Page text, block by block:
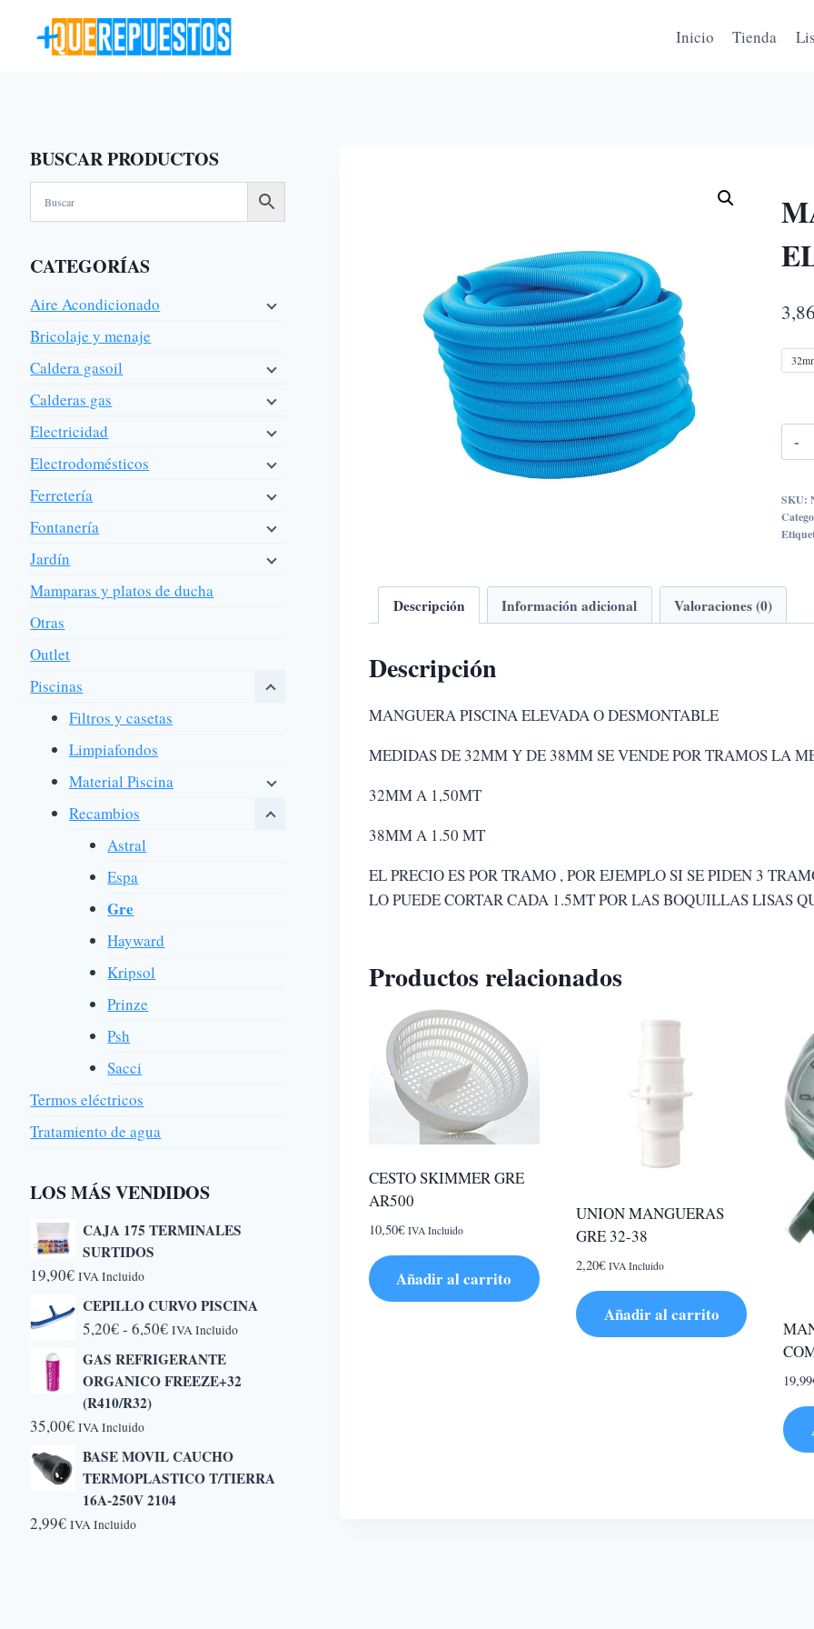
contenido
Inicio Tienda
3,86
SKU:
Descripción Información adicional Valoraciones (0)
Descripción
MANGUERA PISCINA ELEVADA O DESMONTABLE
MEDIDAS DE 32MM Y DE 38MM SE VENDE POR TRAMOS LA
32MM A 1,50MT
38MM A 1.50 MT
EL PRECIO ES POR TRAMO , POR EJEMPLO SI SE PIDEN 3
LO PUEDE CORTAR CADA 1.5MT POR LAS BOQUILLAS LISAS
Productos relacionados
CESTO SKIMMER GRE
AR500
10,50€ IVA Incluido
Añadir al carrito
UNION MANGUERAS
GRE 32-38
2,20€ IVA Incluido
Añadir al carrito
19,99
BUSCAR PRODUCTOS
CATEGORÍAS
Aire Acondicionado
Bricolaje y menaje
Caldera gasoil
Calderas gas
Electricidad
Electrodomésticos
Ferretería
Fontanería
Jardín
Mamparas y platos de ducha
Otras
Outlet
Piscinas
Filtros y casetas
Limpiafondos
Material Piscina
Recambios
Astral
Espa
Gre
Hayward
Kripsol
Prinze
Psh
Sacci
Termos eléctricos
Tratamiento de agua
LOS MÁS VENDIDOS
CAJA 175 TERMINALES
SURTIDOS
19,90€ IVA Incluido
CEPILLO CURVO PISCINA
5,20€- 6,50€Rango
de
precios:
hasta
6,50€
IVA Incluido
GAS REFRIGERANTE
ORGANICO FREEZE+32
(R410/R32)
35,00€ IVA Incluido
BASE MOVIL CAUCHO
TERMOPLASTICO T/TIERRA
16A-250V 2104
2,99€ IVA Incluido